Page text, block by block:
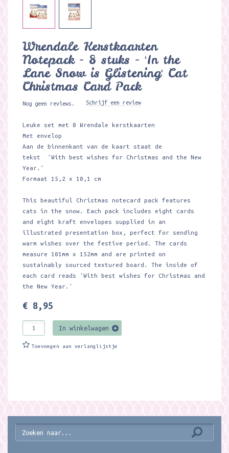
Wrendale Kerstkaarten
Notepack - 8 stuks - 'In the
Lane Snow is Glistening' Cat
Christmas Card Pack ​
Nog geen reviews. Schrijf een review
Leuke set met 8 Wrendale kerstkaarten
Met envelop
Aan de binnenkant van de kaart staat de
tekst 'With best wishes for Christmas and the New
Year.'
Formaat 15,2 x 10,1 cm
This beautiful Christmas notecard pack features
cats in the snow. Each pack includes eight cards
and eight kraft envelopes supplied in an
illustrated presentation box, perfect for sending
warm wishes over the festive period. The cards
measure 101mm x 152mm and are printed on
sustainably sourced textured board. The inside of
each card reads 'With best wishes for Christmas and
the New Year.'
€ 8,95
In winkelwagen
Toevoegen aan verlanglijstje